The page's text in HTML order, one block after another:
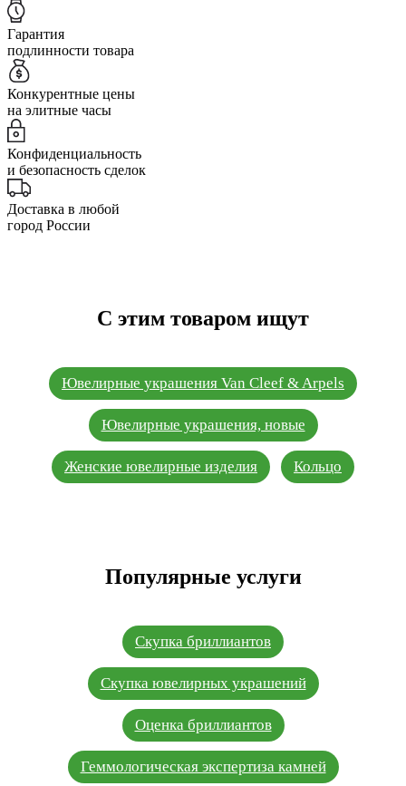
Гарантия
подлинности товара
Конкурентные цены
на элитные часы
Конфиденциальность
и безопасность сделок
Доставка в любой
город России
С этим товаром ищут
Ювелирные украшения Van Cleef & Arpels
Ювелирные украшения, новые
Женские ювелирные изделия Кольцо
Популярные услуги
Скупка бриллиантов
Скупка ювелирных украшений
Оценка бриллиантов
Геммологическая экспертиза камней